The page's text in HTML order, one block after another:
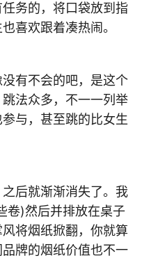
务的，将口袋放到指
喜欢跟着凑热闹。
有不会的吧，是这个
法众多，不一一列举
与，甚至跳的比女生
后就渐渐消失了。我
卷)然后并排放在桌子
将烟纸掀翻，你就算
牌的烟纸价值也不一